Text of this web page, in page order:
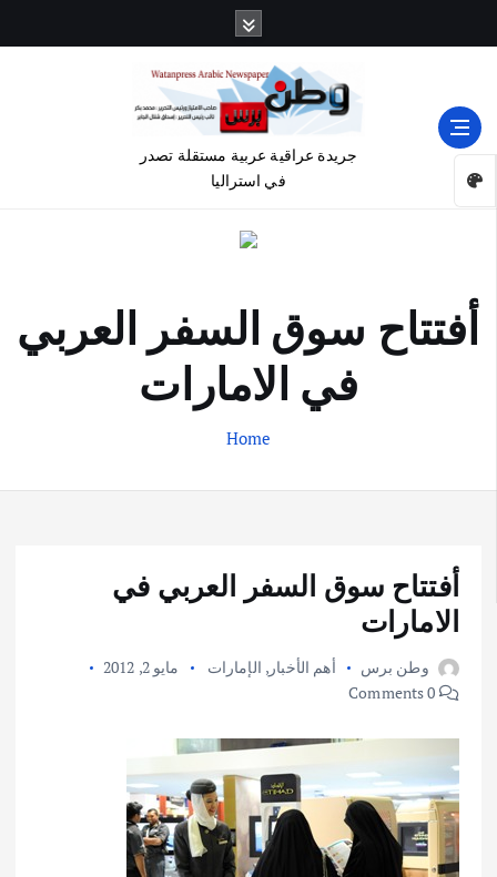
جريدة عراقية عربية مستقلة تصدر
في استراليا
أفتتاح سوق السفر العربي
في الامارات
Home
أفتتاح سوق السفر العربي في
الامارات
وطن برس أهم الأخبار , الإمارات
مايو 2, 2012